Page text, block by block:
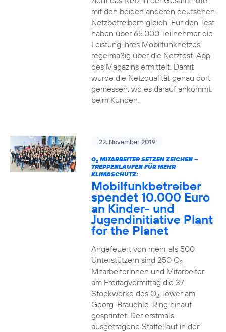
mit den beiden anderen deutschen
Netzbetreibern gleich. Für den Test
haben über 65.000 Teilnehmer die
Leistung ihres Mobilfunknetzes
regelmäßig über die Netztest-App
des Magazins ermittelt. Damit
wurde die Netzqualität genau dort
gemessen, wo es darauf ankommt:
beim Kunden.
22. November 2019
O2MITARBEITER SETZEN ZEICHEN –
TREPPENLAUFEN FÜR MEHR
KLIMASCHUTZ:
Mobilfunkbetreiber
spendet 10.000 Euro
an Kinder- und
Jugendinitiative Plant
for the Planet
Angefeuert von mehr als 500
Unterstützern sind 250 O2
Mitarbeiterinnen und Mitarbeiter
am Freitagvormittag die 37
Stockwerke des O2Tower am
Georg-Brauchle-Ring hinauf
gesprintet. Der erstmals
ausgetragene Staffellauf in der